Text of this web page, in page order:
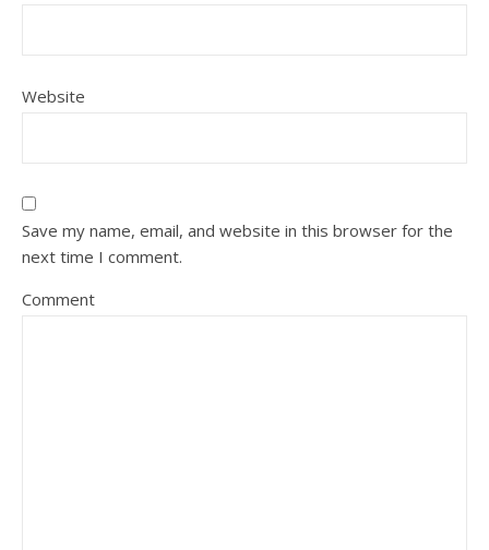
Website
Save my name, email, and website in this browser for the
next time I comment.
Comment